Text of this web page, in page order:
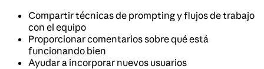
Compartir técnicas de prompting y flujos de trabajo
con el equipo
Proporcionar comentarios sobre qué está
funcionando bien
Ayudar a incorporar nuevos usuarios